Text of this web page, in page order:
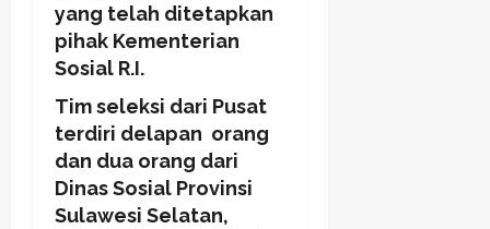
yang telah ditetapkan
pihak Kementerian
Sosial R.I.
Tim seleksi dari Pusat
terdiri delapan orang
dan dua orang dari
Dinas Sosial Provinsi
Sulawesi Selatan,